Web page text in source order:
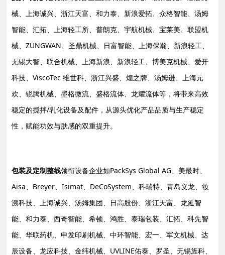
械、上海诚兴、浙江天富、和力泰、新浪爱拓、众格智能、汤姆
智能、汇拓、上海轻工所、普朗克、宇航机械、宝莱美、联盟机
械、ZUNGWAN、圣鼎机械、日富智能、上海保瀚、新浪轻工、
无锡大智、联合机械、上海新浪、新浪轻工、博美克机械、爱开
科技、ViscoTec 维世科、浙江兴盛、煌之牌、汤姆逊、上海元
欢、锐腾机械、墨格微流、盛格流体、龙耀流体等，将带来高效
稳定的搅拌/乳化设备及配件，从源头优化产品品质与生产稳定
性，赋能功效与肤感的双重提升。
包装及定制整线领衔设备企业如PackSys Global AG、美最时、
Aisa、Breyer、Isimat、DeCoSystem、科瑞特、青岛义龙、妆
溯科技、上海诚兴、汤姆集团、日高股份、浙江天富、龙延智
能、和力泰、西奇智能、希顿、鸿胜、泰瑞包装、汇拓、科先智
能、华联药机、申发印刷机械、中环智能、宏一、军文机械、达
辰设备、龙应科技、金纬机械、UVLINE佑泰、罗圣、无锡旌科、